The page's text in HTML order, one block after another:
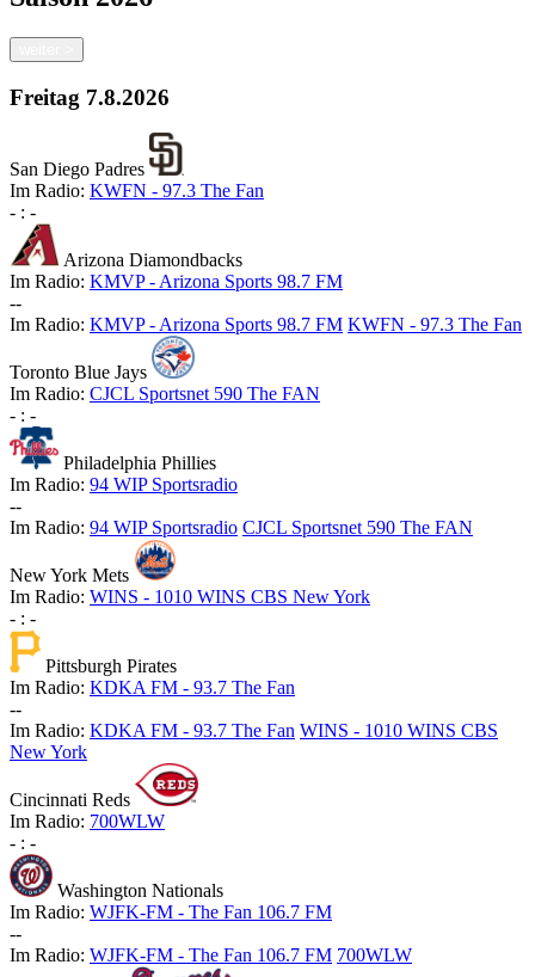
Freitag 7.8.2026
San Diego Padres
Im Radio: KWFN - 97.3 The Fan
- : -
Arizona Diamondbacks
Im Radio: KMVP - Arizona Sports 98.7 FM
--
Im Radio: KMVP - Arizona Sports 98.7 FM KWFN - 97.3 The Fan
Toronto Blue Jays
Im Radio: CJCL Sportsnet 590 The FAN
- : -
Philadelphia Phillies
Im Radio: 94 WIP Sportsradio
--
Im Radio: 94 WIP Sportsradio CJCL Sportsnet 590 The FAN
New York Mets
Im Radio: WINS - 1010 WINS CBS New York
- : -
Pittsburgh Pirates
Im Radio: KDKA FM - 93.7 The Fan
--
Im Radio: KDKA FM - 93.7 The Fan WINS - 1010 WINS CBS
New York
Cincinnati Reds
Im Radio: 700WLW
- : -
Washington Nationals
Im Radio: WJFK-FM - The Fan 106.7 FM
--
Im Radio: WJFK-FM - The Fan 106.7 FM 700WLW